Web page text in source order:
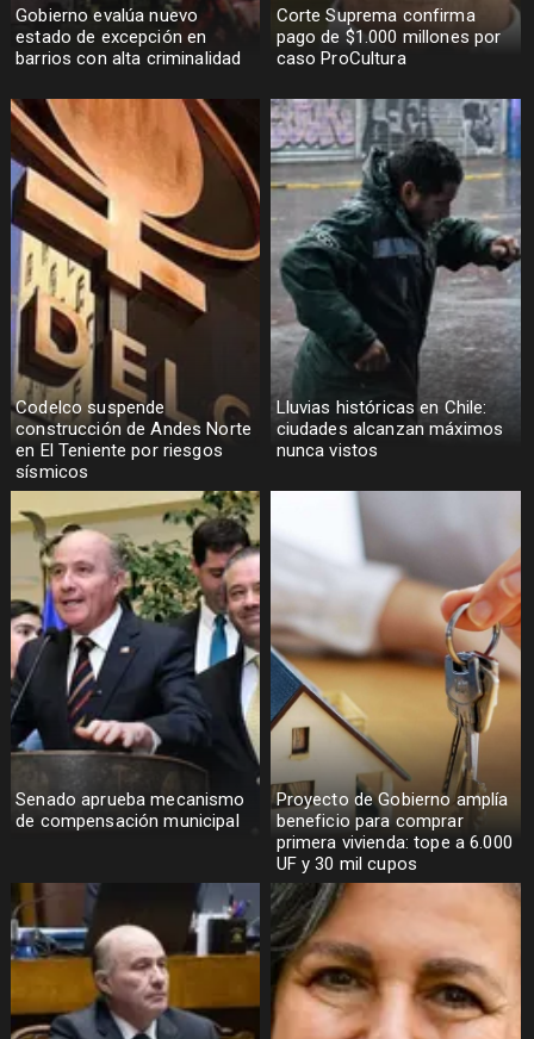
Gobierno evalúa nuevo
estado de excepción en
barrios con alta criminalidad
Corte Suprema confirma
pago de $1.000 millones por
caso ProCultura
Codelco suspende
construcción de Andes Norte
en El Teniente por riesgos
sísmicos
Lluvias históricas en Chile:
ciudades alcanzan máximos
nunca vistos
Senado aprueba mecanismo
de compensación municipal
Proyecto de Gobierno amplía
beneficio para comprar
primera vivienda: tope a 6.000
UF y 30 mil cupos